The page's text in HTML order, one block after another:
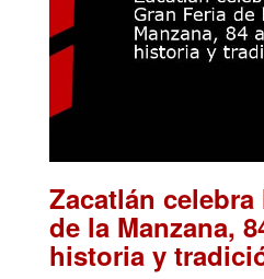
Zacatlán
de la Manzana,
historia y